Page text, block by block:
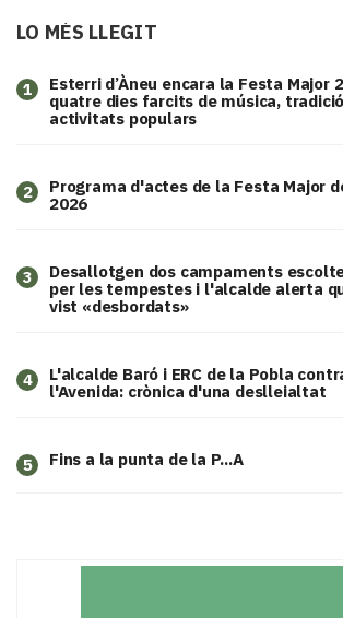
LO MÉS LLEGIT
1
Esterri d’Àneu encara la Festa Major
quatre dies farcits de música,
activitats populars
2
Programa d'actes de la Festa Major
2026
3
​Desallotgen dos campaments
per les tempestes i l'alcalde alerta
vist «desbordats»
4
L'alcalde Baró i ERC de la Pobla
l'Avenida: crònica d'una deslleialtat
5 Fins a la punta de la P...A